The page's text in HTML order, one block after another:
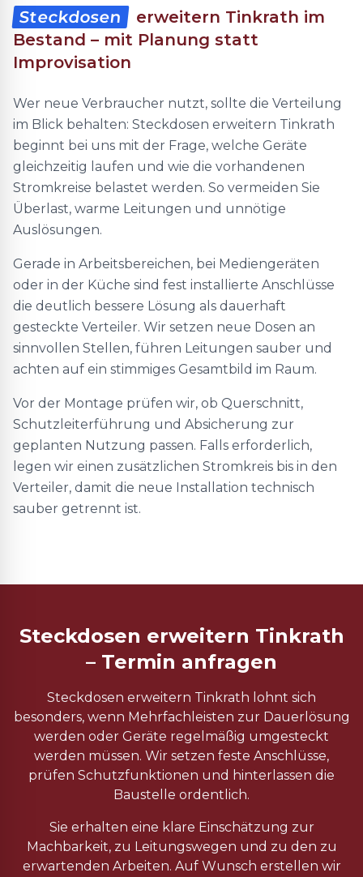
Steckdosen
erweitern Tinkrath im
Bestand – mit Planung statt
Improvisation
Wer neue Verbraucher nutzt, sollte die Verteilung
im Blick behalten: Steckdosen erweitern Tinkrath
beginnt bei uns mit der Frage, welche Geräte
gleichzeitig laufen und wie die vorhandenen
Stromkreise belastet werden. So vermeiden Sie
Überlast, warme Leitungen und unnötige
Auslösungen.
Gerade in Arbeitsbereichen, bei Mediengeräten
oder in der Küche sind fest installierte Anschlüsse
die deutlich bessere Lösung als dauerhaft
gesteckte Verteiler. Wir setzen neue Dosen an
sinnvollen Stellen, führen Leitungen sauber und
achten auf ein stimmiges Gesamtbild im Raum.
Vor der Montage prüfen wir, ob Querschnitt,
Schutzleiterführung und Absicherung zur
geplanten Nutzung passen. Falls erforderlich,
legen wir einen zusätzlichen Stromkreis bis in den
Verteiler, damit die neue Installation technisch
sauber getrennt ist.
Steckdosen erweitern Tinkrath
– Termin anfragen
Steckdosen erweitern Tinkrath lohnt sich
besonders, wenn Mehrfachleisten zur Dauerlösung
werden oder Geräte regelmäßig umgesteckt
werden müssen. Wir setzen feste Anschlüsse,
prüfen Schutzfunktionen und hinterlassen die
Baustelle ordentlich.
Sie erhalten eine klare Einschätzung zur
Machbarkeit, zu Leitungswegen und zu den zu
erwartenden Arbeiten. Auf Wunsch erstellen wir